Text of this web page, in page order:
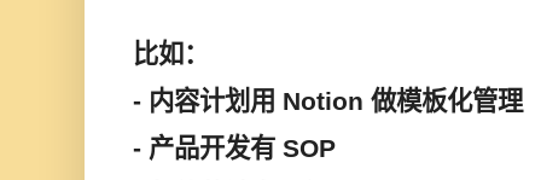
比如：
- 内容计划用 Notion 做模板化管理
- 产品开发有 SOP